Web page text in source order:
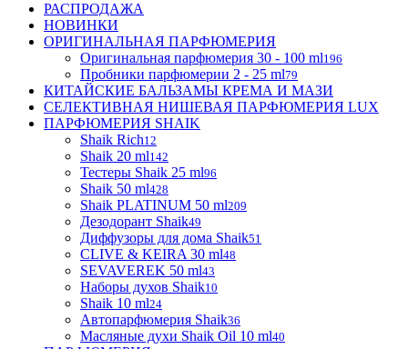
РАСПРОДАЖА
НОВИНКИ
ОРИГИНАЛЬНАЯ ПАРФЮМЕРИЯ
Оригинальная парфюмерия 30 - 100 ml196
Пробники парфюмерии 2 - 25 ml79
КИТАЙСКИЕ БАЛЬЗАМЫ КРЕМА И МАЗИ
СЕЛЕКТИВНАЯ НИШЕВАЯ ПАРФЮМЕРИЯ LUX
ПАРФЮМЕРИЯ SHAIK
Shaik Rich12
Shaik 20 ml142
Тестеры Shaik 25 ml96
Shaik 50 ml428
Shaik PLATINUM 50 ml209
Дезодорант Shaik49
Диффузоры для дома Shaik51
CLIVE & KEIRA 30 ml48
SEVAVEREK 50 ml43
Наборы духов Shaik10
Shaik 10 ml24
Автопарфюмерия Shaik36
Масляные духи Shaik Oil 10 ml40